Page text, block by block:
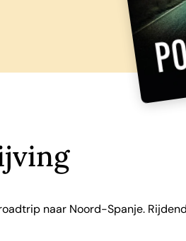
naar Noord-Spanje.